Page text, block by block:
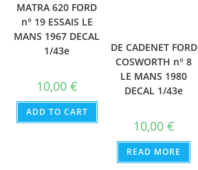
MATRA 620 FORD
n° 19 ESSAIS LE
MANS 1967 DECAL
1/43e
10,00 €
ADD TO CART
DE CADENET FORD
COSWORTH n° 8
LE MANS 1980
DECAL 1/43e
10,00 €
READ MORE